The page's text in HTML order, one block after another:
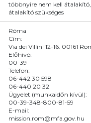
többnyire nem kell
átalakító szükséges
Róma
Cím:
Via dei Villini 12-16. 00161
Előhívó:
00-39
Telefon:
06-442 30 598
06-440 20 32
Ügyelet (munkaidőn kívül):
00-39-348-800-81-59
E-mail:
mission.rom@mfa.gov.hu